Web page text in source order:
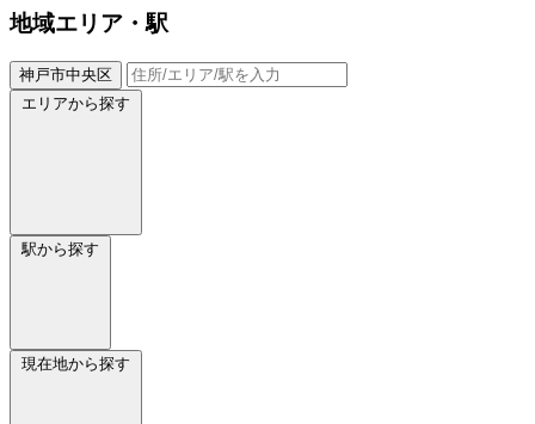
地域エリア・駅
神戸市中央区
エリアから探す
駅から探す
現在地から探す